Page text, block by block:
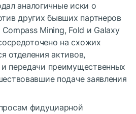
аналогичные иски о
других бывших партнеров
Mining, Fold и Galaxy
на схожих
отделения активов,
передачи преимущественных
подаче заявления
фидуциарной